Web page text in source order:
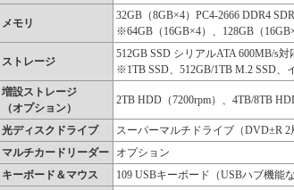
メモリ
32GB（8GB×4）PC4-2666 DDR4
※64GB（16GB×4）、128GB（
ストレージ
512GB SSD シリアルATA 600MB/s
※1TB SSD、512GB/1TB M.2 SSD、
増設ストレージ
（オプション）
2TB HDD（7200rpm）、4TB/8TB
光ディスクドライブ
スーパーマルチドライブ（DVD±R 2
マルチカードリーダー
オプション
キーボード＆マウス
109 USBキーボード（USBハブ機能